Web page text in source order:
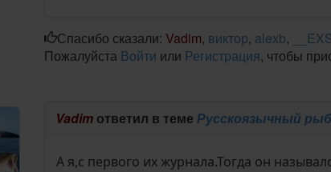
Спасибо сказали: Vadim, виктор, alexb,
Пожалуйста Войти или Регистрация, чтобы
Vadimответил в теме Русскоязычный
А я,с первого их журнала.Тогда он